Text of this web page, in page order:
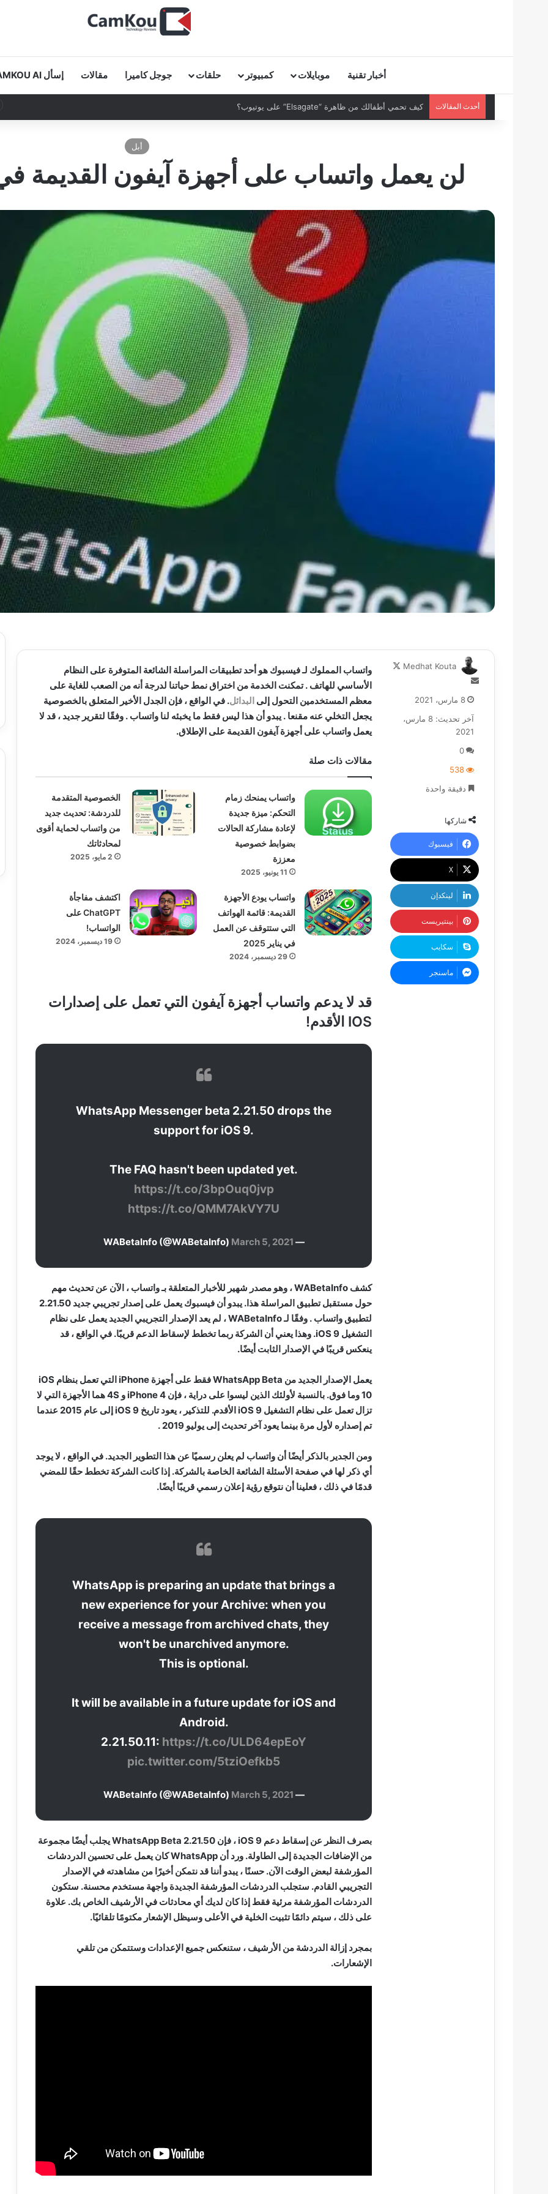
أخبار تقنية موبايلات كمبيوتر حلقات جوجل كاميرا مقالات إسأل CAMKOU AI
أحدث المقالات كيف تحمي أطفالك من ظاهرة “Elsagate” على يوتيوب؟
أبل
لن يعمل واتساب على أجهزة آيفون القديمة
واتساب المملوك لـ فيسبوك هو أحد تطبيقات المراسلة الشائعة المتوفرة على النظام
الأساسي للهاتف . تمكنت الخدمة من اختراق نمط حياتنا لدرجة أنه من الصعب للغاية على
معظم المستخدمين التحول إلى البدائل. في الواقع ، فإن الجدل الأخير المتعلق بالخصوصية
يجعل التخلي عنه مقنعا . يبدو أن هذا ليس فقط ما يخبئه لنا واتساب . وفقًا لتقرير جديد ، قد لا
يعمل واتساب على أجهزة آيفون القديمة على الإطلاق.
مقالات ذات صلة
واتساب يمنحك زمام
التحكم: ميزة جديدة
لإعادة مشاركة الحالات
بضوابط خصوصية
معززة
11 يونيو، 2025
الخصوصية المتقدمة
للدردشة: تحديث جديد
من واتساب لحماية أقوى
لمحادثاتك
2 مايو، 2025
واتساب يودع الأجهزة
القديمة: قائمة الهواتف
التي ستتوقف عن العمل
في يناير 2025
29 ديسمبر، 2024
اكتشف مفاجأة
ChatGPT على
الواتساب!
19 ديسمبر، 2024
قد لا يدعم واتساب أجهزة آيفون التي تعمل على إصدارات
IOS الأقدم!
WhatsApp Messenger beta 2.21.50 drops the
support for iOS 9.
The FAQ hasn't been updated yet.
https://t.co/3bpOuq0jvp
https://t.co/QMM7AkVY7U
— WABetaInfo (@WABetaInfo)
March 5, 2021
كشف WABetaInfo ، وهو مصدر شهير للأخبار المتعلقة بـ واتساب ، الآن عن تحديث مهم
حول مستقبل تطبيق المراسلة هذا. يبدو أن فيسبوك يعمل على إصدار تجريبي جديد 2.21.50
لتطبيق واتساب . وفقًا لـ WABetaInfo ، لم يعد الإصدار التجريبي الجديد يعمل على نظام
التشغيل iOS 9. وهذا يعني أن الشركة ربما تخطط لإسقاط الدعم قريبًا. في الواقع ، قد
ينعكس قريبًا في الإصدار الثابت أيضًا.
يعمل الإصدار الجديد من WhatsApp Beta فقط على أجهزة iPhone التي تعمل بنظام iOS
10 وما فوق. بالنسبة لأولئك الذين ليسوا على دراية ، فإن iPhone 4 و 4S هما الأجهزة التي لا
تزال تعمل على نظام التشغيل iOS 9 الأقدم. للتذكير ، يعود تاريخ iOS 9 إلى عام 2015 عندما
تم إصداره لأول مرة بينما يعود آخر تحديث إلى يوليو 2019 .
ومن الجدير بالذكر أيضًا أن واتساب لم يعلن رسميًا عن هذا التطوير الجديد. في الواقع ، لا يوجد
أي ذكر لها في صفحة الأسئلة الشائعة الخاصة بالشركة. إذا كانت الشركة تخطط حقًا للمضي
قدمًا في ذلك ، فعلينا أن نتوقع رؤية إعلان رسمي قريبًا أيضًا.
WhatsApp is preparing an update that brings a
new experience for your Archive: when you
receive a message from archived chats, they
won't be unarchived anymore.
This is optional.
It will be available in a future update for iOS and
Android.
2.21.50.11: https://t.co/ULD64epEoY
pic.twitter.com/5tziOefkb5
— WABetaInfo (@WABetaInfo)
March 5, 2021
بصرف النظر عن إسقاط دعم iOS 9 ، فإن WhatsApp Beta 2.21.50 يجلب أيضًا مجموعة
من الإضافات الجديدة إلى الطاولة. ورد أن WhatsApp كان يعمل على تحسين الدردشات
المؤرشفة لبعض الوقت الآن. حسنًا ، يبدو أننا قد نتمكن أخيرًا من مشاهدته في الإصدار
التجريبي القادم. ستجلب الدردشات المؤرشفة الجديدة واجهة مستخدم محسنة. ستكون
الدردشات المؤرشفة مرئية فقط إذا كان لديك أي محادثات في الأرشيف الخاص بك. علاوة
على ذلك ، سيتم دائمًا تثبيت الخلية في الأعلى وسيظل الإشعار مكتومًا تلقائيًا.
بمجرد إزالة الدردشة من الأرشيف ، ستنعكس جميع الإعدادات وستتمكن من تلقي
الإشعارات.
Medhat Kouta
أرسل
إلكترونيا
8 مارس، 2021
آخر تحديث: 8 مارس،
2021
0
538
دقيقة واحدة
شاركها
فيسبوك
‫X
لينكدإن
بينتيريست
سكايب
ماسنجر